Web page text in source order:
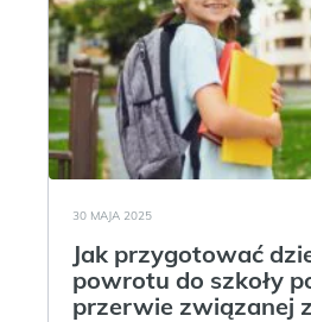
30 MAJA 2025
Jak przygotować
powrotu do szkoły
przerwie związanej